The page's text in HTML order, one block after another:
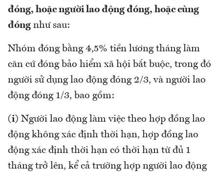
đóng, hoặc người lao động đóng, hoặc cùng
đóng như sau:
Nhóm đóng bằng 4,5% tiền lương tháng làm
căn cứ đóng bảo hiểm xã hội bắt buộc, trong đó
người sử dụng lao động đóng 2/3, và người lao
động đóng 1/3, bao gồm:
(i) Người lao động làm việc theo hợp đồng lao
động không xác định thời hạn, hợp đồng lao
động xác định thời hạn có thời hạn từ đủ 1
tháng trở lên, kể cả trường hợp người lao động